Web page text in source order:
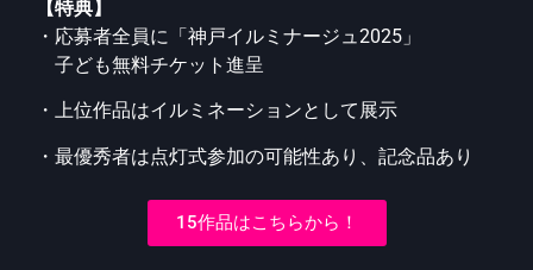
【特典】
・応募者全員に「神戸イルミナージュ2025」
子ども無料チケット進呈
・上位作品はイルミネーションとして展示
・最優秀者は点灯式参加の可能性あり、記念品あり
15作品はこちらから！